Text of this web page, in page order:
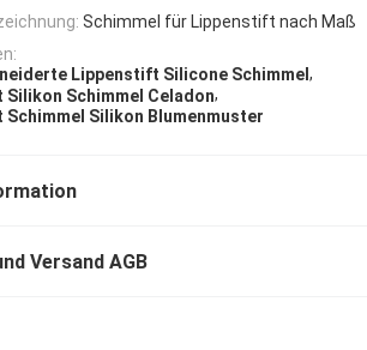
Schimmel für Lippenstift nach Maß
Lippenstift Silicone Schimmel ,
Silikon Schimmel Celadon,
Schimmel Silikon Blumenmuster
Versand AGB